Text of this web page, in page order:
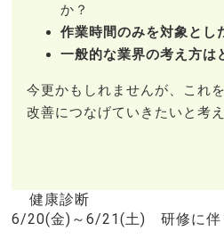
か？
作業時間のみを対象とし
一般的な業界の考え方は
今更かもしれませんが、これ
改善につなげていきたいと考
健康診断
6/20(金)～6/21(土) 研修に伴